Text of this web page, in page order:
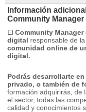
Información
Community Manager
El Community
digital responsable de la
comunidad online de
digital.
Podrás desarrollarte
privado, o también de
formación adquirirás, de
el sector, todas las
calidad y conocimientos